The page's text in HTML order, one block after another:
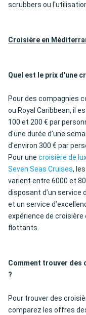
scrubbers ou
Croisière en
Quel est le prix d'une
Pour des compagnies
ou Royal Caribbean, il
100 et 200 € par
d'une durée d’une
d'environ 300 € par
Pour une croisière de
Seven Seas Cruises,
varient entre 6000 et
disposant d’un service
et un service
expérience de
flottants.
Comment trouver des
?
Pour trouver des
comparez les offres